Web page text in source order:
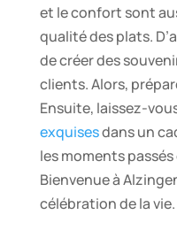
et le confort sont
qualité des plats.
de créer des
clients. Alors,
Ensuite, laissez-
exquisesdans un
les moments
Bienvenue à
célébration de la vie.